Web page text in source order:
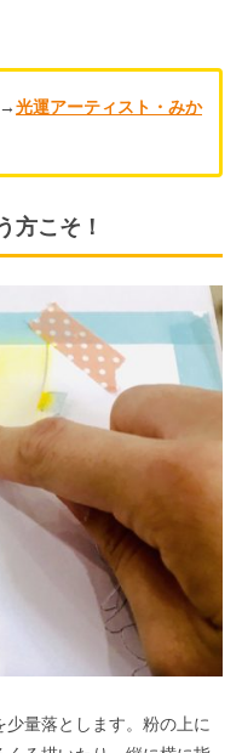
光運アーティスト・みか
方こそ！
量落とします。粉の上に